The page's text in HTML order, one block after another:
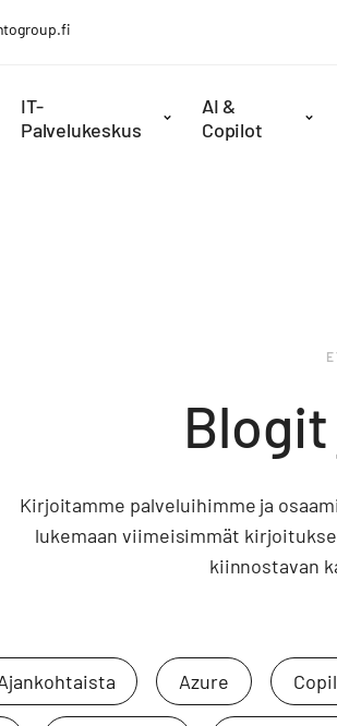
IT-
Palvelukeskus
AI &
Copilot
Kirjoitamme palveluihimme ja
lukemaan viimeisimmät
kiinnostavan
Azure